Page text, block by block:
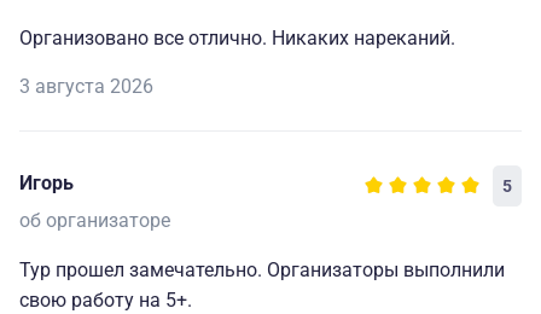
Организовано все отлично. Никаких нареканий.
3 августа 2026
Игорь 5
об организаторе
Тур прошел замечательно. Организаторы выполнили
свою работу на 5+.